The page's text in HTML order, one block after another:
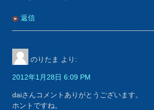
返信
のりたま より:
2012年1月28日 6:09 PM
daiさんコメントありがとうございます。
ホントですね。